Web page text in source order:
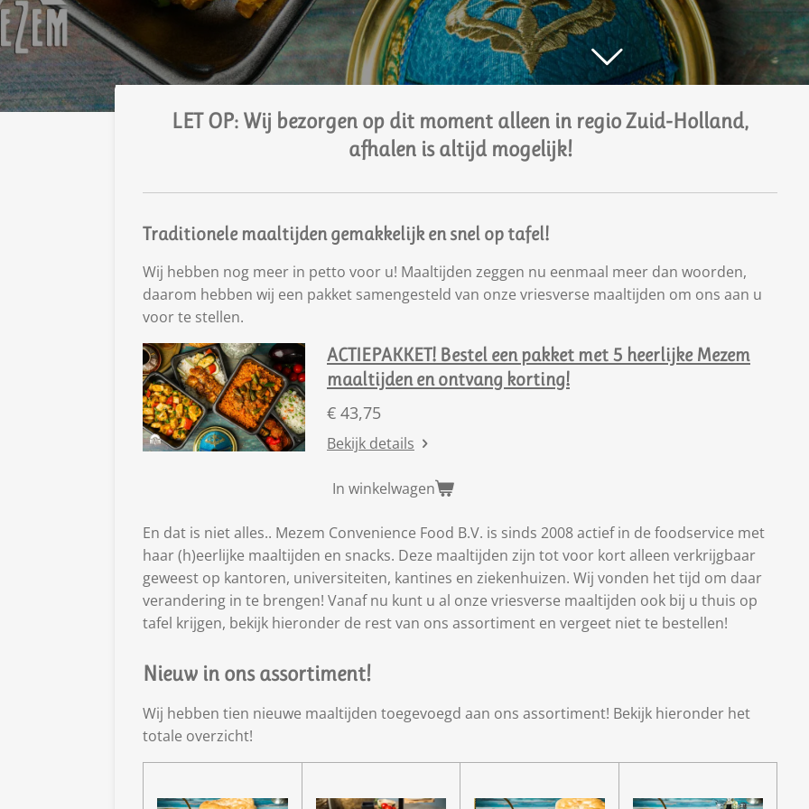
LET OP: Wij bezorgen op dit moment alleen in regio Zuid-Holland,
afhalen is altijd mogelijk!
Traditionele maaltijden gemakkelijk en snel op tafel!
Wij hebben nog meer in petto voor u! Maaltijden zeggen nu eenmaal meer dan woorden,
daarom hebben wij een pakket samengesteld van onze vriesverse maaltijden om ons aan u
voor te stellen.
ACTIEPAKKET! Bestel een pakket met 5 heerlijke Mezem
maaltijden en ontvang korting!
€ 43,75
Bekijk details
In winkelwagen
En dat is niet alles.. Mezem Convenience Food B.V. is sinds 2008 actief in de foodservice met
haar (h)eerlijke maaltijden en snacks. Deze maaltijden zijn tot voor kort alleen verkrijgbaar
geweest op kantoren, universiteiten, kantines en ziekenhuizen. Wij vonden het tijd om daar
verandering in te brengen! Vanaf nu kunt u al onze vriesverse maaltijden ook bij u thuis op
tafel krijgen, bekijk hieronder de rest van ons assortiment en vergeet niet te bestellen!
Nieuw in ons assortiment!
Wij hebben tien nieuwe maaltijden toegevoegd aan ons assortiment! Bekijk hieronder het
totale overzicht!